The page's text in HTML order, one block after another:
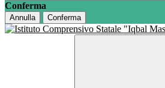
Conferma
Annulla Conferma